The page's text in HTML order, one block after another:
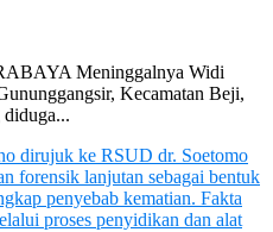
Meninggalnya Widi
Kecamatan Beji,
diduga...